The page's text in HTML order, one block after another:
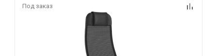
Под заказ